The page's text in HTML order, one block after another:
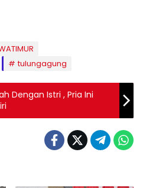
tulungagung
Dengan Istri , Pria Ini